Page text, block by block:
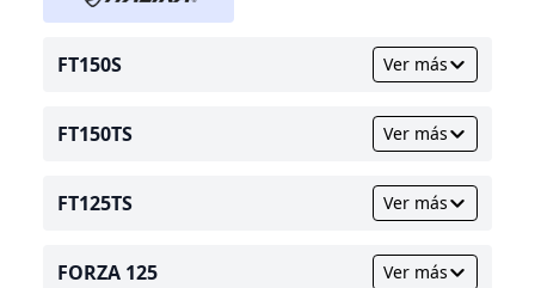
FT150S Ver más
FT150TS Ver más
FT125TS Ver más
FORZA 125 Ver más